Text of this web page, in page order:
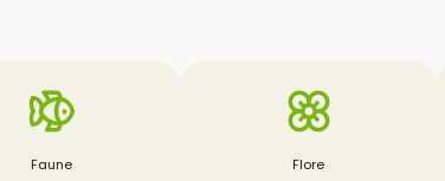
Faune Flore